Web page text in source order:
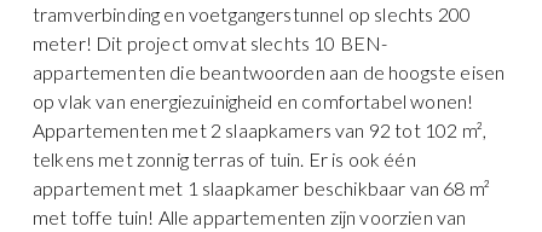
tramverbinding en voetgangerstunnel op slechts 200
meter! Dit project omvat slechts 10 BEN-
appartementen die beantwoorden aan de hoogste eisen
op vlak van energiezuinigheid en comfortabel wonen!
Appartementen met 2 slaapkamers van 92 tot 102 m²,
telkens met zonnig terras of tuin. Er is ook één
appartement met 1 slaapkamer beschikbaar van 68 m²
met toffe tuin! Alle appartementen zijn voorzien van